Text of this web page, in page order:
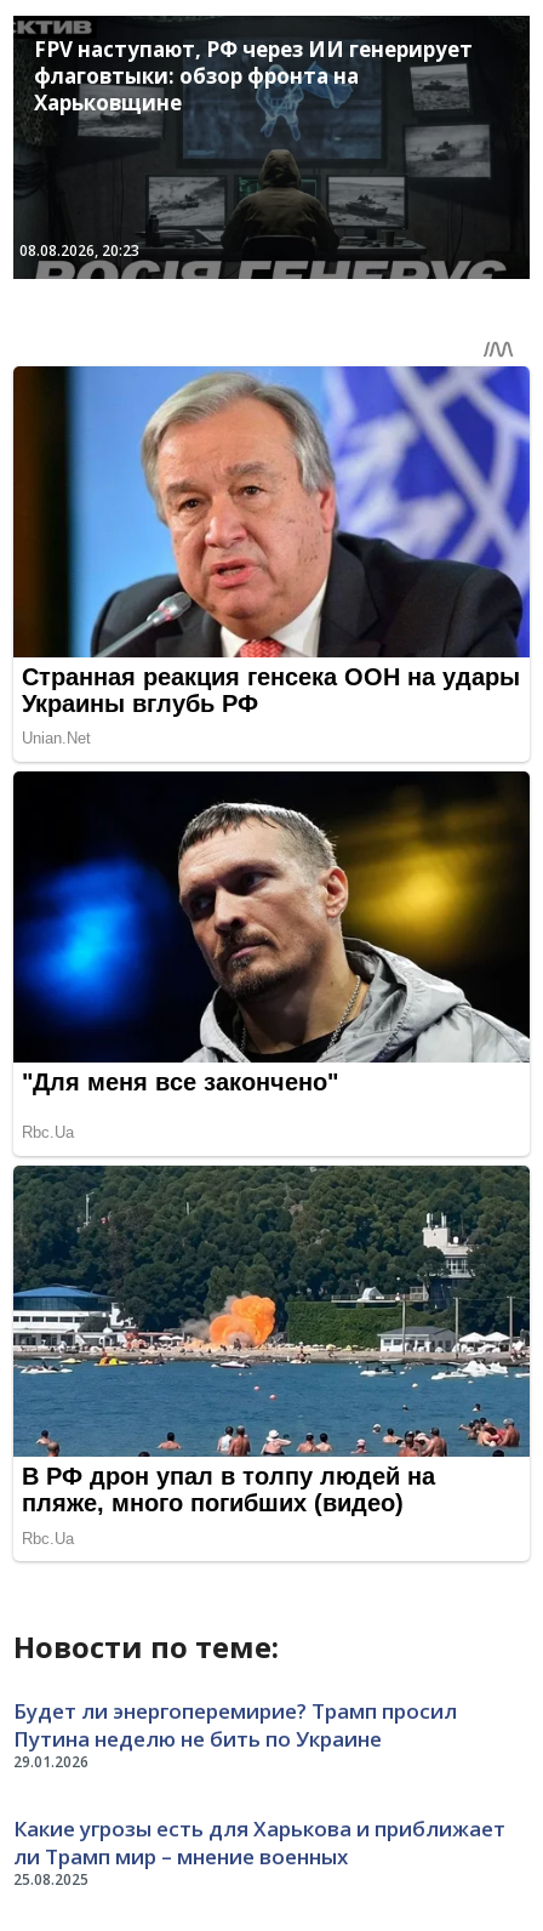
FPV наступают, РФ через ИИ генерирует
флаговтыки: обзор фронта на
Харьковщине
08.08.2026, 20:23
Новости по теме:
29.01.2026
Будет ли энергоперемирие? Трамп просил
Путина неделю не бить по Украине
25.08.2025
Какие угрозы есть для Харькова и приближает
ли Трамп мир – мнение военных